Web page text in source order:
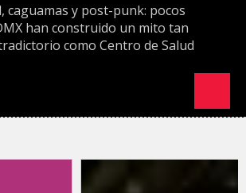
caguamas y post-punk: pocos
han construido un mito tan
como Centro de Salud